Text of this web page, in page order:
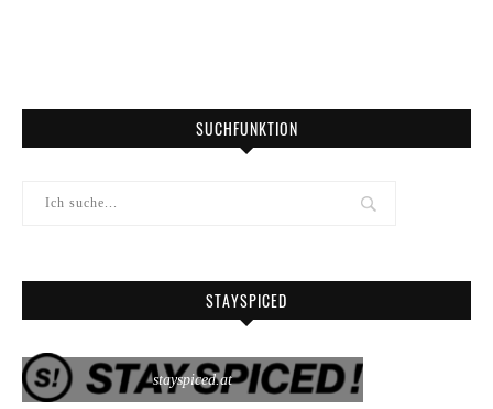
SUCHFUNKTION
STAYSPICED
stayspiced.at